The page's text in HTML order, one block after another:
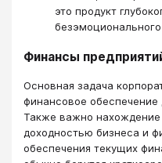
это продукт
Финансы
Основная задача
финансовое обеспечение
Также важно
доходностью бизнеса и
обеспечения текущих